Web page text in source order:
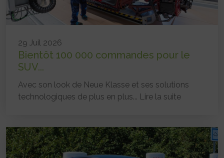
29 Juil 2026
Bientôt 100 000 commandes pour le
SUV...
Avec son look de Neue Klasse et ses solutions
technologiques de plus en plus... Lire la suite